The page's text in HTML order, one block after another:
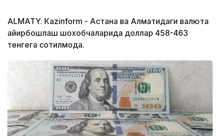
ALMATY. Кazinform - Астана ва Алматидаги валюта
айирбошлаш шохобчаларида доллар 458-463
тенгега сотилмоқда.